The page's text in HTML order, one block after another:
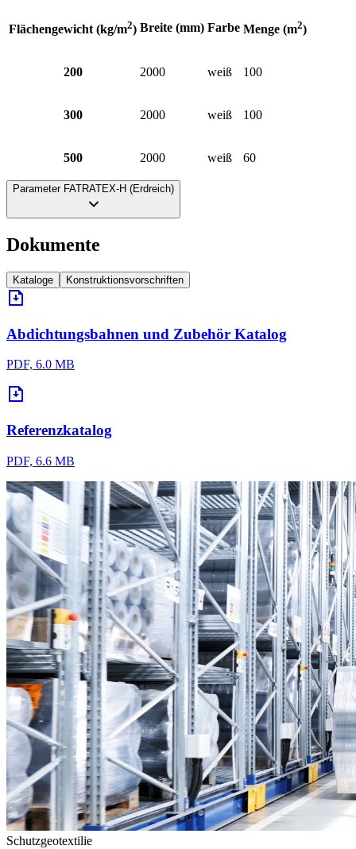
Flächengewicht (kg/m2) Breite (mm) Farbe Menge (m2)
200 2000 weiß 100
300 2000 weiß 100
500 2000 weiß 60
Parameter FATRATEX-H (Erdreich)
Dokumente
Kataloge Konstruktionsvorschriften
Abdichtungsbahnen und Zubehör Katalog
PDF, 6.0 MB
Referenzkatalog
PDF, 6.6 MB
Schutzgeotextilie